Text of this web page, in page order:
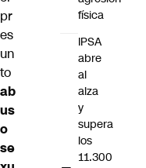
pr
es
un
to
ab
us
o
se
física
IPSA
abre
al
alza
y
supera
los
11.300